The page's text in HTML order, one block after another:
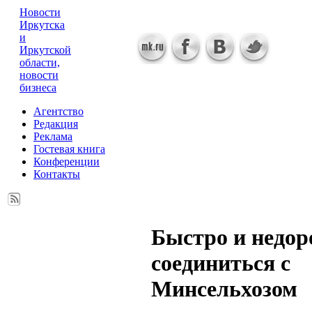
Новости
Иркутска
и
Иркутской
области,
новости
бизнеса
Агентство
Редакция
Реклама
Гостевая книга
Конференции
Контакты
Быстро и
соединиться с
Минсельхозом